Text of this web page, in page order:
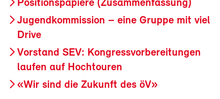
Positionspapiere (Zusammenfassung)
Jugendkommission – eine Gruppe mit viel
Drive
Vorstand SEV: Kongressvorbereitungen
laufen auf Hochtouren
«Wir sind die Zukunft des öV»